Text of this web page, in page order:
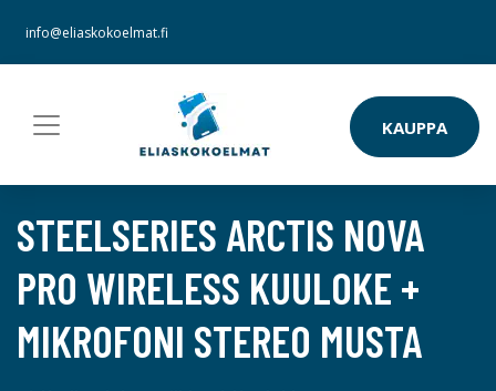
info@eliaskokoelmat.fi
KAUPPA
STEELSERIES ARCTIS NOVA
PRO WIRELESS KUULOKE +
MIKROFONI STEREO MUSTA